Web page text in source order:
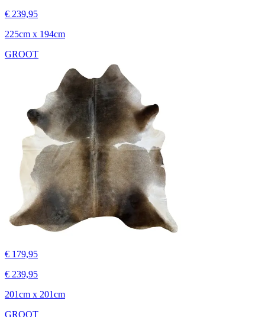
€ 239,95
225cm x 194cm
GROOT
€ 179,95
€ 239,95
201cm x 201cm
GROOT